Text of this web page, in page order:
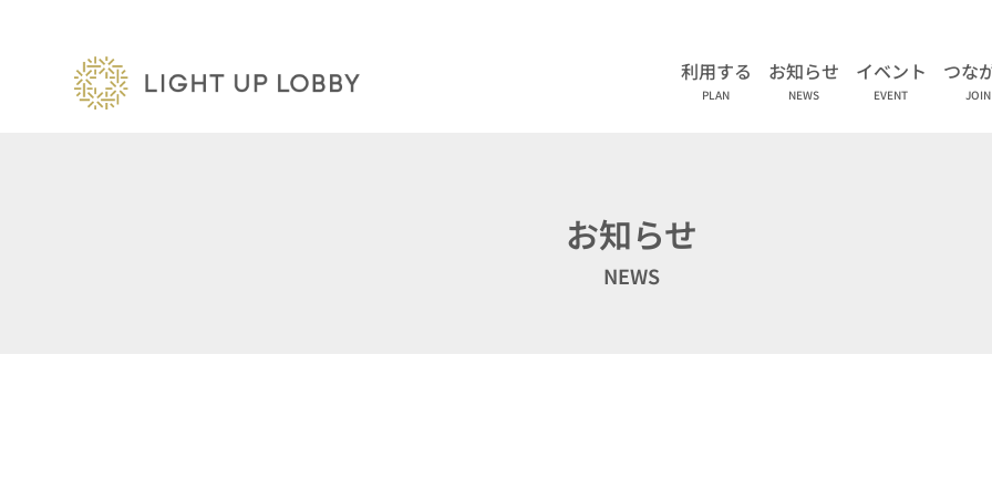
利用する
PLAN
お知らせ
NEWS
イベント
EVENT
つな
JOIN
お知らせ
NEWS